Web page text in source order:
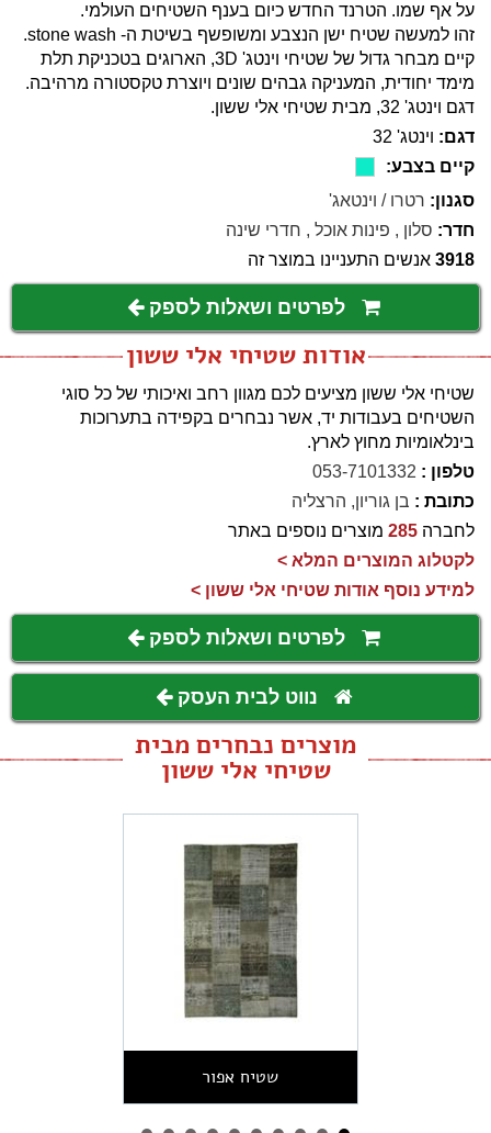
על אף שמו. הטרנד החדש כיום בענף השטיחים העולמי.
זהו למעשה שטיח ישן הנצבע ומשופשף בשיטת ה- stone wash.
קיים מבחר גדול של שטיחי וינטג' 3D, הארוגים בטכניקת תלת
מימד יחודית, המעניקה גבהים שונים ויוצרת טקסטורה מרהיבה.
דגם וינטג' 32, מבית שטיחי אלי ששון.
דגם: וינטג' 32
קיים בצבע:
סגנון: רטרו / וינטאג'
חדר: סלון , פינות אוכל , חדרי שינה
3918 אנשים התעניינו במוצר זה
לפרטים ושאלות לספק
אודות שטיחי אלי ששון
שטיחי אלי ששון מציעים לכם מגוון רחב ואיכותי של כל סוגי
השטיחים בעבודות יד, אשר נבחרים בקפידה בתערוכות
בינלאומיות מחוץ לארץ.
טלפון : 053-7101332
כתובת : בן גוריון, הרצליה
לחברה 285 מוצרים נוספים באתר
לקטלוג המוצרים המלא >
למידע נוסף אודות שטיחי אלי ששון >
לפרטים ושאלות לספק
נווט לבית העסק
מוצרים נבחרים מבית
שטיחי אלי ששון
שטיח אפור